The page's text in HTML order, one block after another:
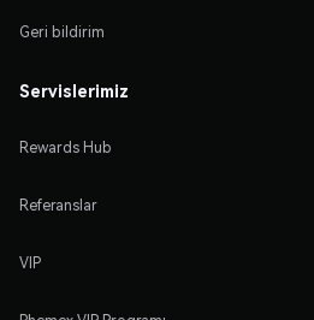
Geri bildirim
Servislerimiz
Rewards Hub
Referanslar
VIP